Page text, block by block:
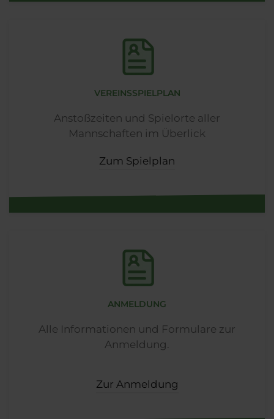
VEREINSSPIELPLAN
Anstoßzeiten und Spielorte aller
Mannschaften im Überlick
Zum Spielplan
ANMELDUNG
Alle Informationen und Formulare zur
Anmeldung.
Zur Anmeldung